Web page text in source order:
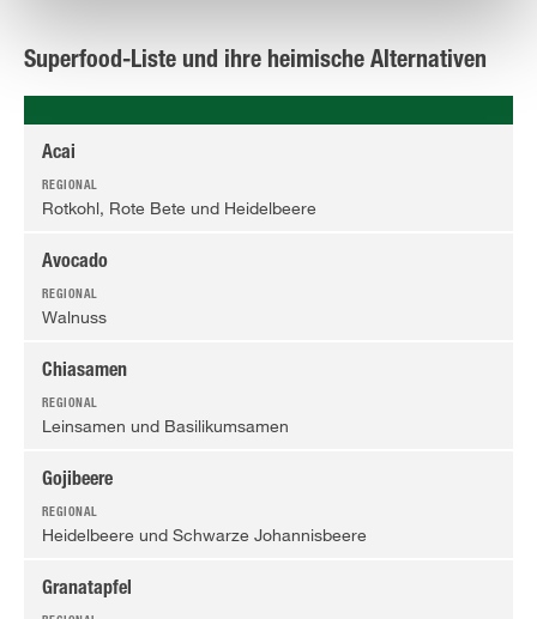
Superfood-Liste und ihre heimische Alternativen
Acai
Rotkohl, Rote Bete und Heidelbeere
Avocado
Walnuss
Chiasamen
Leinsamen und Basilikumsamen
Gojibeere
Heidelbeere und Schwarze Johannisbeere
Granatapfel